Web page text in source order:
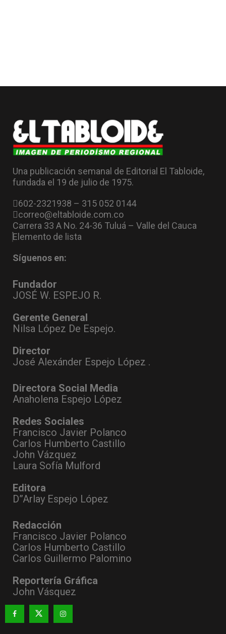
Una publicación semanal de Editorial El Tabloide,
fundada el 19 de julio de 1975.
602-2321938 – 315 052 0144
correo@eltabloide.com.co
Carrera 33 A No. 24-36 Tuluá – Valle del Cauca
Elemento de lista
Síguenos en:
Fundador
JOSÉ W. ESPEJO R.
Gerente General
Nilsa López De Espejo.
Director
José Alexánder Espejo López .
Directora Social Media
Anaholena Espejo López
Redes Sociales
Francisco Javier Polanco
Carlos Humberto Castillo
John Vázquez
Laura Sofía Mulford
Editora
D”Arlay Espejo López
Redacción
Francisco Javier Polanco
Carlos Humberto Castillo
Carlos Guillermo Palomino
Reportería Gráfica
John Vásquez